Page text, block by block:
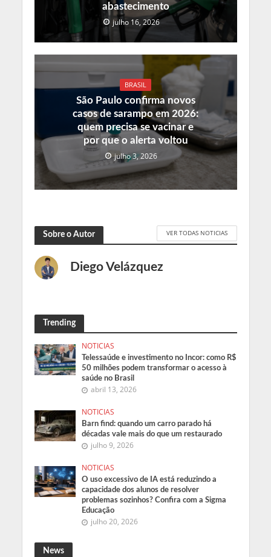
abastecimento
julho 16, 2026
BRASIL
São Paulo confirma novos
casos de sarampo em 2026:
quem precisa se vacinar e
por que o alerta voltou
julho 3, 2026
Sobre o Autor VER TODAS NOTICIAS
Diego Velázquez
Trending
NOTICIAS
Telessaúde e investimento no Incor: como R$
50 milhões podem transformar o acesso à
saúde no Brasil
abril 13, 2026
NOTICIAS
Barn find: quando um carro parado há
décadas vale mais do que um restaurado
julho 9, 2026
NOTICIAS
O uso excessivo de IA está reduzindo a
capacidade dos alunos de resolver
problemas sozinhos? Confira com a Sigma
Educação
julho 20, 2026
News